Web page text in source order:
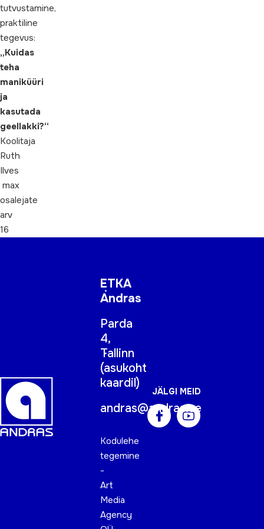
tutvustamine,
praktiline
tegevus:
„Kuidas
teha
maniküüri
ja
kasutada
geellakki?“
Koolitaja
Ruth
Ilves
max
osalejate
arv
16
ETKA
Andras
Parda
4,
Tallinn
(asukoht
kaardil)
andras@andras.ee
Kodulehe
tegemine
-
Art
Media
Agency
JÄLGI MEID